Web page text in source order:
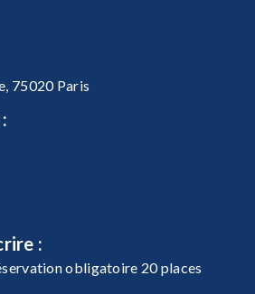
75020 Paris
:
obligatoire 20 places